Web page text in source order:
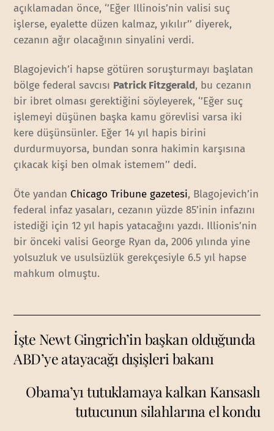
açıklamadan önce, ‘’Eğer Illinois’nin valisi suç
işlerse, eyalette düzen kalmaz, yıkılır’’ diyerek,
cezanın ağır olacağının sinyalini verdi.
Blagojevich’i hapse götüren soruşturmayı başlatan
bölge federal savcısı Patrick Fitzgerald, bu cezanın
bir ibret olması gerektiğini söyleyerek, ‘’Eğer suç
işlemeyi düşünen başka kamu görevlisi varsa iki
kere düşünsünler. Eğer 14 yıl hapis birini
durdurmuyorsa, bundan sonra hakimin karşısına
çıkacak kişi ben olmak istemem’’ dedi.
Öte yandan Chicago Tribune gazetesi, Blagojevich’in
federal infaz yasaları, cezanın yüzde 85’inin infazını
istediği için 12 yıl hapis yatacağını yazdı. Illionis’nin
bir önceki valisi George Ryan da, 2006 yılında yine
yolsuzluk ve usulsüzlük gerekçesiyle 6.5 yıl hapse
mahkum olmuştu.
İşte Newt Gingrich’in başkan olduğunda
ABD’ye atayacağı dışişleri bakanı
Obama’yı tutuklamaya kalkan Kansaslı
tutucunun silahlarına el kondu